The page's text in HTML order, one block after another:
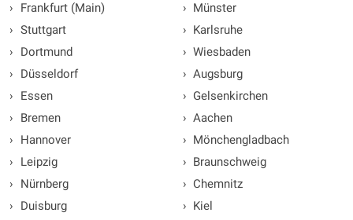
›
Frankfurt (Main)
› Stuttgart
›
Dortmund
›
Düsseldorf
›
Essen
›
Bremen
›
Hannover
›
Leipzig
›
Nürnberg
›
Duisburg
› Münster
› Karlsruhe
› Wiesbaden
› Augsburg
› Gelsenkirchen
› Aachen
› Mönchengladbach
› Braunschweig
› Chemnitz
› Kiel